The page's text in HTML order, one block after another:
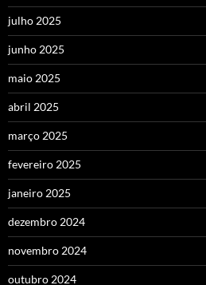
julho 2025
junho 2025
maio 2025
abril 2025
março 2025
fevereiro 2025
janeiro 2025
dezembro 2024
novembro 2024
outubro 2024